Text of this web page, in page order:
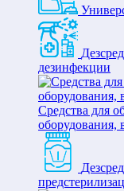
дезинфекции
Средства для
оборудования,